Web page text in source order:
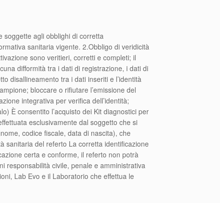
soggette agli obblighi di corretta
sanitaria vigente. 2.Obbligo di veridicità
sono veritieri, corretti e completi; il
difformità tra i dati di registrazione, i dati di
disallineamento tra i dati inseriti e l’identità
bloccare o rifiutare l’emissione del
integrativa per verifica dell’identità;
È consentito l’acquisto dei Kit diagnostici per
esclusivamente dal soggetto che si
codice fiscale, data di nascita), che
sanitaria del referto La corretta identificazione
certa e conforme, il referto non potrà
responsabilità civile, penale e amministrativa
Lab Evo e il Laboratorio che effettua le